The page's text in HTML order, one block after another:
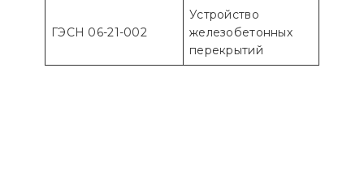
ГЭСН 06-21-002
Устройство
железобетонных
перекрытий